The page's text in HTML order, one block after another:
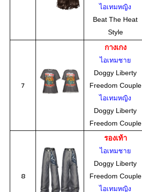
ไอเทมหญิง
Beat The Heat
Style
7
กางเกง
ไอเทมชาย
Doggy Liberty
Freedom Couple
ไอเทมหญิง
Doggy Liberty
Freedom Couple
8
รองเท้า
ไอเทมชาย
Doggy Liberty
Freedom Couple
ไอเทมหญิง